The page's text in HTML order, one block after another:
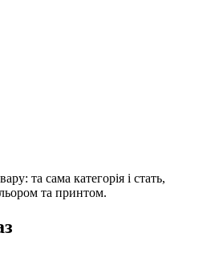
та сама категорія і стать,
та принтом.